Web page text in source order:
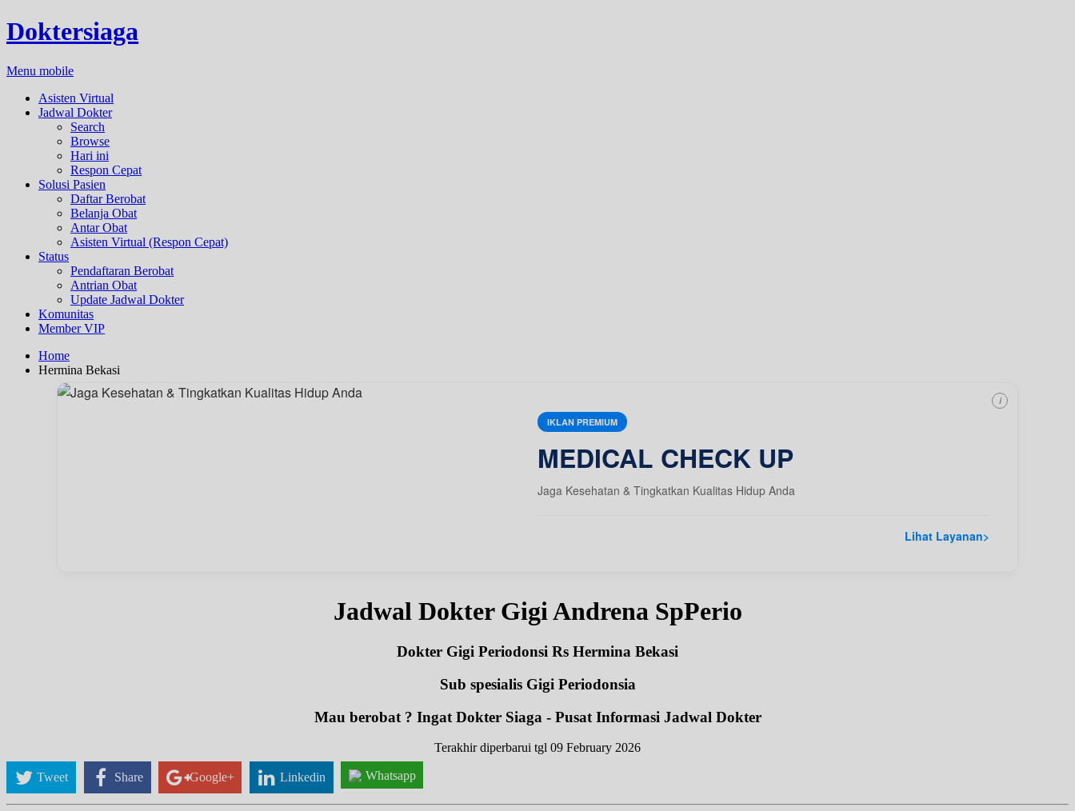
Doktersiaga
Menu mobile
Asisten Virtual
Jadwal Dokter
Search
Browse
Hari ini
Respon Cepat
Solusi Pasien
Daftar Berobat
Belanja Obat
Antar Obat
Asisten Virtual (Respon Cepat)
Status
Pendaftaran Berobat
Antrian Obat
Update Jadwal Dokter
Komunitas
Member VIP
Home
Hermina Bekasi
IKLAN PREMIUM
MEDICAL CHECK UP
Jaga Kesehatan & Tingkatkan Kualitas Hidup Anda
Lihat Layanan>
i
Jadwal Dokter Gigi Andrena SpPerio
Dokter Gigi Periodonsi Rs Hermina Bekasi
Sub spesialis Gigi Periodonsia
Mau berobat ? Ingat Dokter Siaga - Pusat Informasi Jadwal Dokter
Terakhir diperbarui tgl 09 February 2026
Tweet Share Google+ Linkedin Whatsapp